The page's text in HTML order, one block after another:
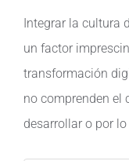
Integrar la cultura
un factor
transformación
no comprenden el
desarrollar o por